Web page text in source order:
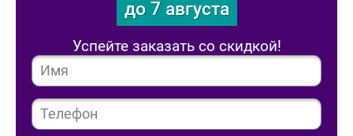
до 7 августа
Успейте заказать со скидкой!